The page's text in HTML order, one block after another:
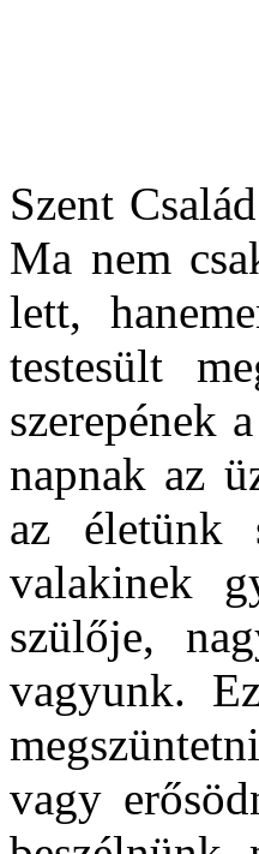
Szent
Ma nem
lett, hanem
testesült
szerepének
napnak az
az életünk
valakinek
szülője,
vagyunk.
vagy